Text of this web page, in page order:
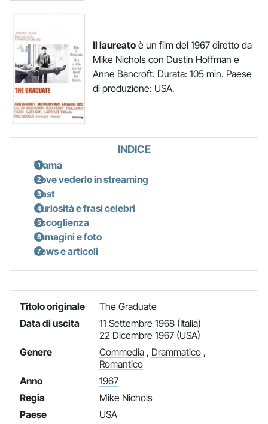
Il laureatoè un film del 1967 diretto da
Mike Nichols con Dustin Hoffman e
Anne Bancroft. Durata: 105 min. Paese
di produzione: USA.
INDICE
Trama
Dove vederlo in streaming
Cast
Curiosità e frasi celebri
Accoglienza
Immagini e foto
News e articoli
Titolo originale
The Graduate
Data di uscita
11 Settembre 1968 (Italia)
22 Dicembre 1967 (USA)
Genere
Commedia, Drammatico,
Romantico
Anno
1967
Regia
Mike Nichols
Paese
USA